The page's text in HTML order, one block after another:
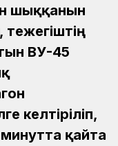
шыққанын
ВУ-45
келтіріліп,
қайта